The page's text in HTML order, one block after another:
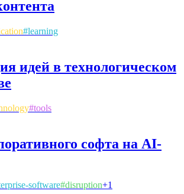
#learning
идей в технологическом
#tools
софта на AI-
software#disruption+1